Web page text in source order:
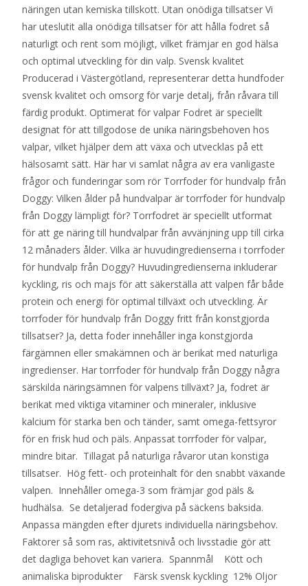
näringen utan kemiska tillskott. Utan onödiga tillsatser Vi
har uteslutit alla onödiga tillsatser för att hålla fodret så
naturligt och rent som möjligt, vilket främjar en god hälsa
och optimal utveckling för din valp. Svensk kvalitet
Producerad i Västergötland, representerar detta hundfoder
svensk kvalitet och omsorg för varje detalj, från råvara till
färdig produkt. Optimerat för valpar Fodret är speciellt
designat för att tillgodose de unika näringsbehoven hos
valpar, vilket hjälper dem att växa och utvecklas på ett
hälsosamt sätt. Här har vi samlat några av era vanligaste
frågor och funderingar som rör Torrfoder för hundvalp från
Doggy: Vilken ålder på hundvalpar är torrfoder för hundvalp
från Doggy lämpligt för? Torrfodret är speciellt utformat
för att ge näring till hundvalpar från avvänjning upp till cirka
12 månaders ålder. Vilka är huvudingredienserna i torrfoder
för hundvalp från Doggy? Huvudingredienserna inkluderar
kyckling, ris och majs för att säkerställa att valpen får både
protein och energi för optimal tillväxt och utveckling. Är
torrfoder för hundvalp från Doggy fritt från konstgjorda
tillsatser? Ja, detta foder innehåller inga konstgjorda
färgämnen eller smakämnen och är berikat med naturliga
ingredienser. Har torrfoder för hundvalp från Doggy några
särskilda näringsämnen för valpens tillväxt? Ja, fodret är
berikat med viktiga vitaminer och mineraler, inklusive
kalcium för starka ben och tänder, samt omega-fettsyror
för en frisk hud och päls. Anpassat torrfoder för valpar,
mindre bitar. Tillagat på naturliga råvaror utan konstiga
tillsatser. Hög fett- och proteinhalt för den snabbt växande
valpen. Innehåller omega-3 som främjar god päls &
hudhälsa. Se detaljerad fodergiva på säckens baksida.
Anpassa mängden efter djurets individuella näringsbehov.
Faktorer så som ras, aktivitetsnivå och livsstadie gör att
det dagliga behovet kan variera. Spannmål Kött och
animaliska biprodukter Färsk svensk kyckling 12% Oljor